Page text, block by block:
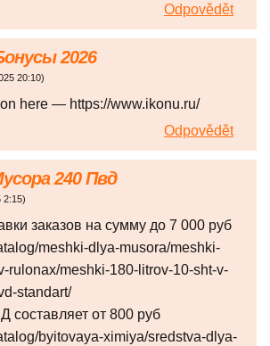
Odpovědět
2026
20:10)
here — https://www.ikonu.ru/
Odpovědět
240 Пвд
2:15)
заказов на сумму до 7 000 руб
meshki-dlya-musora/meshki-
rulonax/meshki-180-litrov-10-sht-v-
standart/
составляет от 800 руб
byitovaya-ximiya/sredstva-dlya-